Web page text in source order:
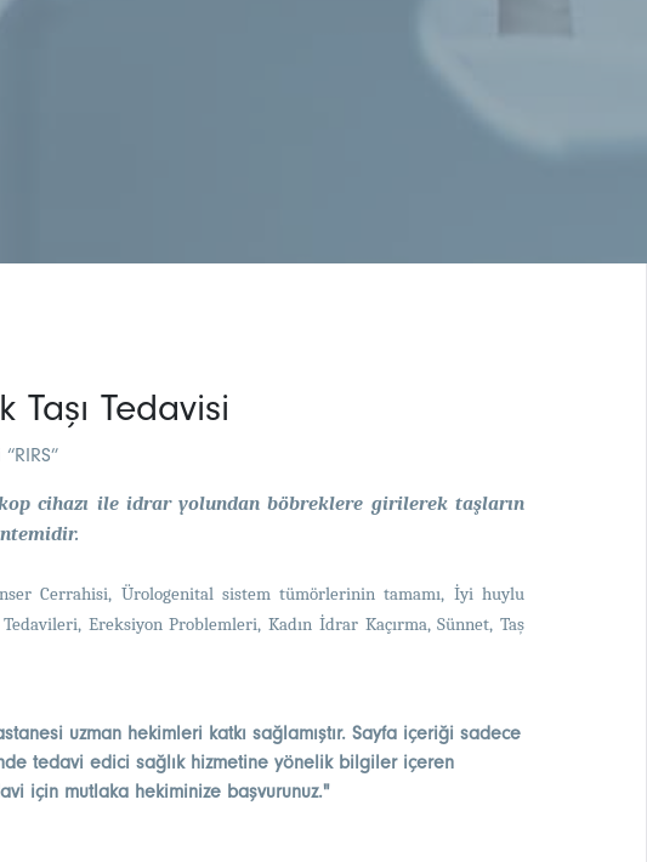
Taşı Tedavisi
cihazı ile idrar yolundan böbreklere girilerek taşların
Cerrahisi, Ürologenital sistem tümörlerinin tamamı, İyi huylu
Ereksiyon Problemleri, Kadın İdrar Kaçırma, Sünnet, Taş
uzman hekimleri katkı sağlamıştır. Sayfa içeriği sadece
tedavi edici sağlık hizmetine yönelik bilgiler içeren
için mutlaka hekiminize başvurunuz."